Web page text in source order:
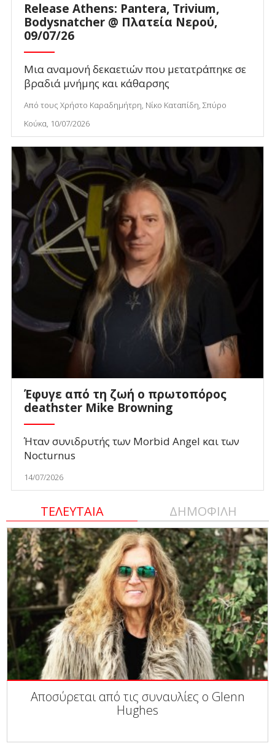
Release Athens: Pantera, Trivium,
Bodysnatcher @ Πλατεία Νερού,
09/07/26
Μια αναμονή δεκαετιών που μετατράπηκε σε
βραδιά μνήμης και κάθαρσης
Από τους Χρήστο Καραδημήτρη, Νίκο Καταπίδη, Σπύρο
Κούκα, 10/07/2026
Έφυγε από τη ζωή ο πρωτοπόρος
deathster Mike Browning
Ήταν συνιδρυτής των Morbid Angel και των
Nocturnus
14/07/2026
ΤΕΛΕΥΤΑΙΑ ΔΗΜΟΦΙΛΗ
Αποσύρεται από τις συναυλίες ο Glenn
Hughes